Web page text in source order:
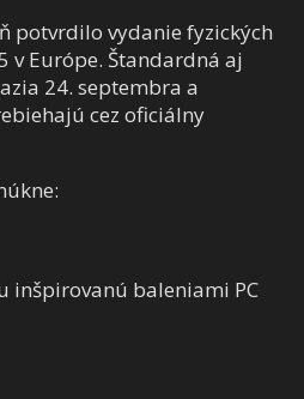
potvrdilo vydanie fyzických
v Európe. Štandardná aj
24. septembra a
cez oficiálny
inšpirovanú baleniami PC